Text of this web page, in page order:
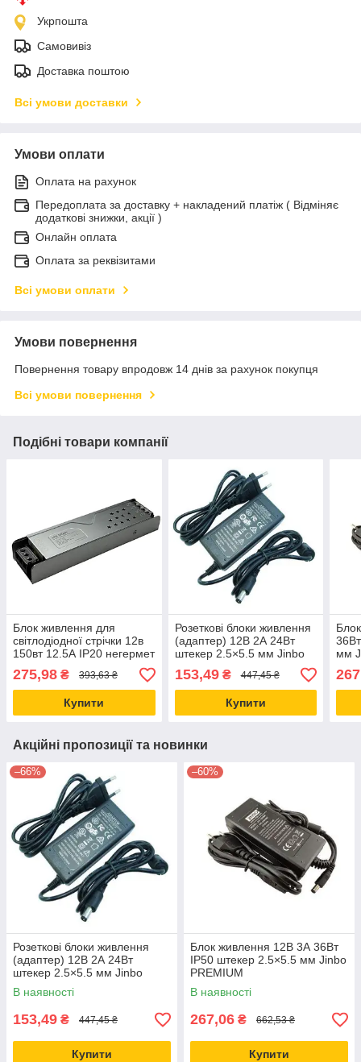
Укрпошта
Самовивіз
Доставка поштою
Всі умови доставки
Умови оплати
Оплата на рахунок
Передоплата за доставку + накладений платіж ( Відміняє
додаткові знижки, акції )
Онлайн оплата
Оплата за реквізитами
Всі умови оплати
Умови повернення
Повернення товару впродовж 14 днів за рахунок покупця
Всі умови повернення
Подібні товари компанії
Блок живлення для
світлодіодної стрічки 12в
150вт 12.5А IP20 негермет
Led-Story PROFI
275,98 ₴ 393,63 ₴
Купити
Розеткові блоки живлення
(адаптер) 12В 2А 24Вт
штекер 2.5×5.5 мм Jinbo
PREMIUM
153,49₴ 447,45 ₴
Купити
мм
Акційні пропозиції та новинки
–66%
Розеткові блоки живлення
(адаптер) 12В 2А 24Вт
штекер 2.5×5.5 мм Jinbo
PREMIUM
В наявності
153,49 ₴ 447,45 ₴
Купити
–60%
Блок живлення 12В 3А 36Вт
IP50 штекер 2.5×5.5 мм Jinbo
PREMIUM
В наявності
267,06 ₴ 662,53 ₴
Купити